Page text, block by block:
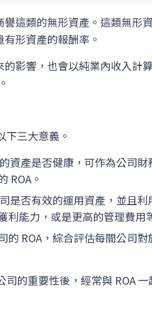
這類的無形資產。這類無形
形資產的報酬率。
影響，也會以純業內收入計
下三大意義。
資產是否健康，可作為公司
ROA。
是否有效的運用資產，並且
能力，或是更高的管理費用
的 ROA，綜合評估每間公司
的重要性後，經常與 ROA